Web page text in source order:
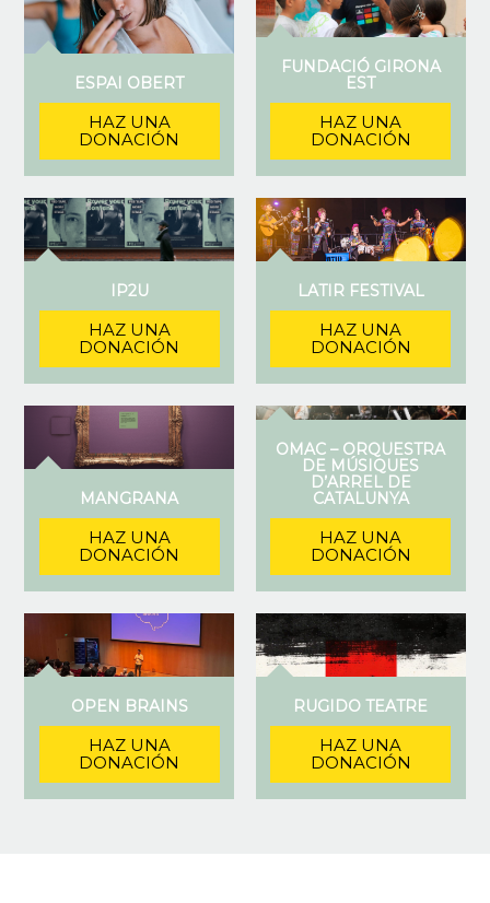
ESPAI OBERT
HAZ UNA
DONACIÓN
FUNDACIÓ GIRONA
EST
HAZ UNA
DONACIÓN
IP2U
HAZ UNA
DONACIÓN
LATIR FESTIVAL
HAZ UNA
DONACIÓN
MANGRANA
HAZ UNA
DONACIÓN
OMAC – ORQUESTRA
DE MÚSIQUES
D’ARREL DE
CATALUNYA
HAZ UNA
DONACIÓN
OPEN BRAINS
HAZ UNA
DONACIÓN
RUGIDO TEATRE
HAZ UNA
DONACIÓN